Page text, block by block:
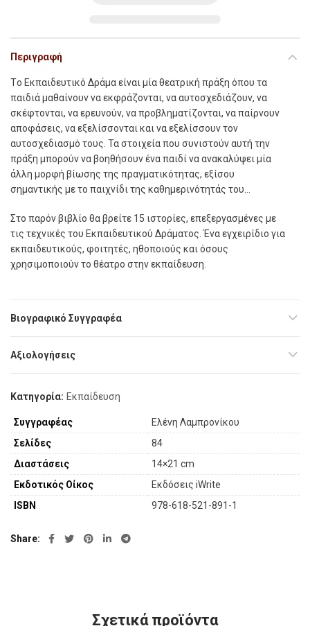
Περιγραφή
Tο Εκπαιδευτικό Δράμα είναι μία θεατρική πράξη όπου τα
παιδιά μαθαίνουν να εκφράζονται, να αυτοσχεδιάζουν, να
σκέφτονται, να ερευνούν, να προβληματίζονται, να παίρνουν
αποφάσεις, να εξελίσσονται και να εξελίσσουν τον
αυτοσχεδιασμό τους. Τα στοιχεία που συνιστούν αυτή την
πράξη μπορούν να βοηθήσουν ένα παιδί να ανακαλύψει μία
άλλη μορφή βίωσης της πραγματικότητας, εξίσου
σημαντικής με το παιχνίδι της καθημερινότητάς του…
Στο παρόν βιβλίο θα βρείτε 15 ιστορίες, επεξεργασμένες με
τις τεχνικές του Εκπαιδευτικού Δράματος. Ένα εγχειρίδιο για
εκπαιδευτικούς, φοιτητές, ηθοποιούς και όσους
χρησιμοποιούν το θέατρο στην εκπαίδευση.
Βιογραφικό Συγγραφέα
Αξιολογήσεις
Κατηγορία: Εκπαίδευση
Συγγραφέας
Ελένη Λαμπρονίκου
Σελίδες
84
Διαστάσεις
14×21 cm
Εκδοτικός Οίκος
Εκδόσεις iWrite
ISBN
978-618-521-891-1
Share
Σχετικά προϊόντα